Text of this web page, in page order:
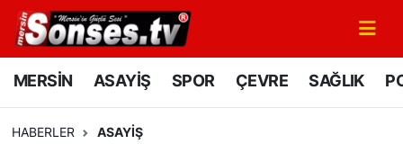
MERSİN ASAYİŞ SPOR ÇEVRE SAĞLIK
HABERLER ASAYİŞ
MERSİN
Mersin Nöbetçi Eczaneler